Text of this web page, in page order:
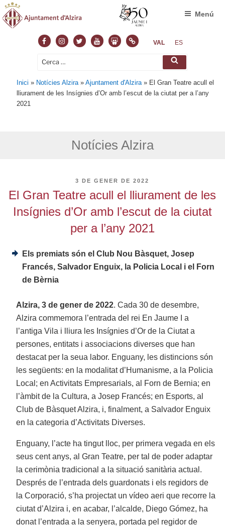
VAL ES
Menú
Inici » Notícies Alzira »Ajuntament d'Alzira » El Gran Teatre acull el
lliurament de les Insígnies d’Or amb l’escut de la ciutat per a l’any
2021
Notícies Alzira
3 DE GENER DE 2022
El Gran Teatre acull el lliurament de les
Insígnies d’Or amb l’escut de la ciutat
per a l’any 2021
Els premiats són el Club Nou Bàsquet, Josep
Francés, Salvador Enguix, la Policia Local i el Forn
de Bèrnia
Alzira, 3 de gener de 2022. Cada 30 de desembre,
Alzira commemora l’entrada del rei En Jaume I a
l’antiga Vila i lliura les Insígnies d’Or de la Ciutat a
persones, entitats i associacions diverses que han
destacat per la seua labor. Enguany, les distincions són
les següents: en la modalitat d’Humanisme, a la Policia
Local; en Activitats Empresarials, al Forn de Bernia; en
l’àmbit de la Cultura, a Josep Francés; en Esports, al
Club de Bàsquet Alzira, i, finalment, a Salvador Enguix
en la categoria d’Activitats Diverses.
Enguany, l’acte ha tingut lloc, per primera vegada en els
seus cent anys, al Gran Teatre, per tal de poder adaptar
la cerimònia tradicional a la situació sanitària actual.
Després de l’entrada dels guardonats i els regidors de
la Corporació, s’ha projectat un vídeo aeri que recorre la
ciutat d’Alzira i, en acabar, l’alcalde, Diego Gómez, ha
donat l’entrada a la senyera, portada pel regidor de